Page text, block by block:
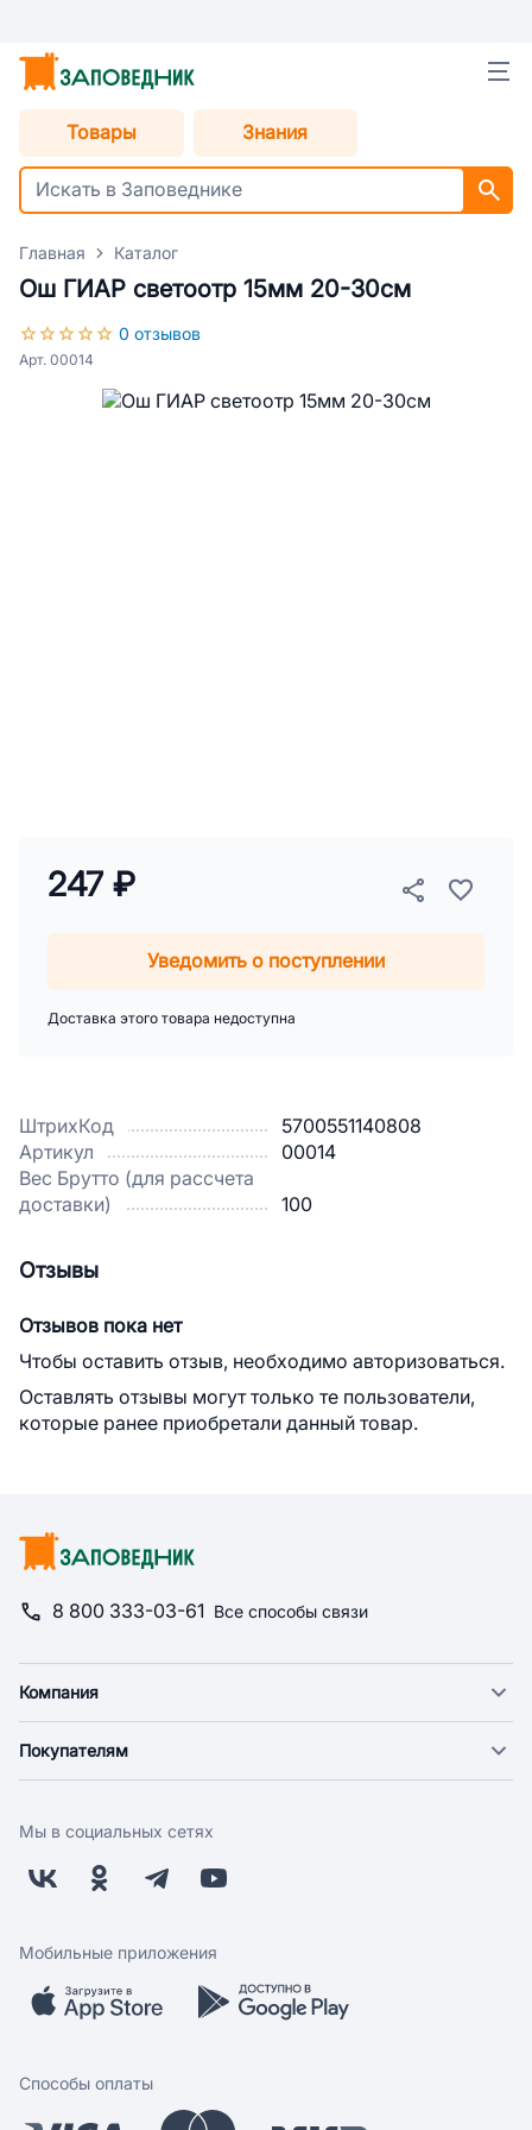
Товары Знания
Главная Каталог
Ош ГИАР светоотр 15мм 20-30см
0 отзывов
Арт. 00014
ШтрихКод
5700551140808
Артикул
00014
Вес Брутто (для рассчета
доставки)
100
247 ₽
Уведомить о поступлении
Доставка этого товара недоступна
Отзывы
Отзывов пока нет
Чтобы оставить отзыв, необходимо авторизоваться.
Оставлять отзывы могут только те пользователи,
которые ранее приобретали данный товар.
8 800 333-03-61 Все способы связи
Компания
Новости
Поставщикам
Заводчикам
Обратная связь
Покупателям
Оплата
Бонусная программа
Скидки и акции
Мобильное приложение
Мы в социальных сетях
Мобильные приложения
Способы оплаты